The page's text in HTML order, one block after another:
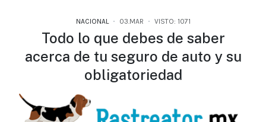
NACIONAL 03.MAR VISTO: 1071
Todo lo que debes de saber
acerca de tu seguro de auto y su
obligatoriedad